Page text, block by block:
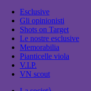
Esclusive
Gli opinionisti
Shots on Target
Le nostre esclusive
Memorabilia
Pianticelle viola
V.I.P.
VN scout